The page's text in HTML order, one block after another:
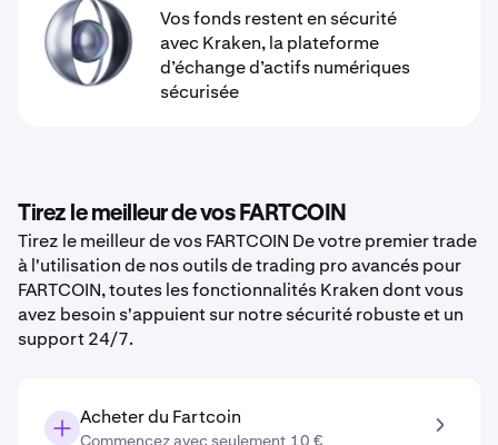
Vos fonds restent en sécurité
avec Kraken, la plateforme
d’échange d’actifs numériques
sécurisée
Tirez le meilleur de vos FARTCOIN
Tirez le meilleur de vos FARTCOIN De votre premier trade
à l'utilisation de nos outils de trading pro avancés pour
FARTCOIN, toutes les fonctionnalités Kraken dont vous
avez besoin s'appuient sur notre sécurité robuste et un
support 24/7.
Acheter du Fartcoin
Commencez avec seulement 10 €